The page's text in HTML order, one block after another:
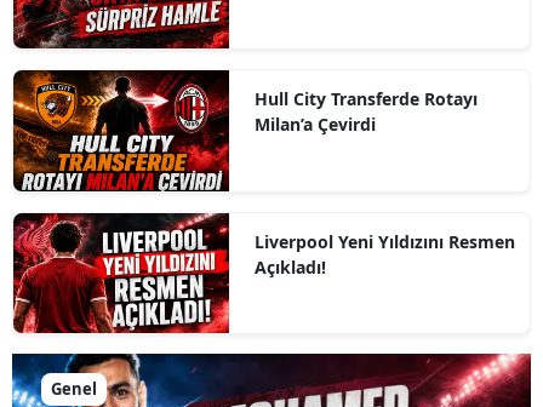
Hull City Transferde Rotayı
Milan’a Çevirdi
Liverpool Yeni Yıldızını Resmen
Açıkladı!
Genel